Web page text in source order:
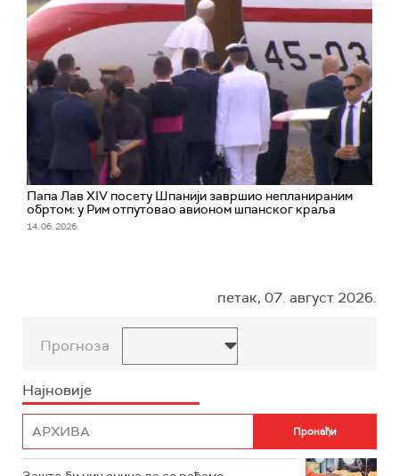
Папа Лав XIV посету Шпанији завршио непланираним
обртом: у Рим отпутовао авионом шпанског краља
14. 06. 2026.
петак, 07. август 2026.
Прогноза
Најновије